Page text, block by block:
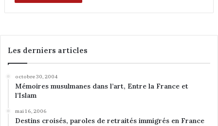
Les derniers articles
octobre 30, 2004
Mémoires musulmanes dans l’art, Entre la France et
l’Islam
mai 16, 2006
Destins croisés, paroles de retraités immigrés en France